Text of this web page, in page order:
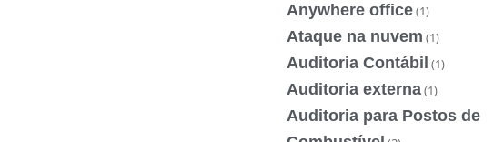
Anywhere office(1)
Ataque na nuvem (1)
Auditoria Contábil (1)
Auditoria externa(1)
Auditoria para Postos de